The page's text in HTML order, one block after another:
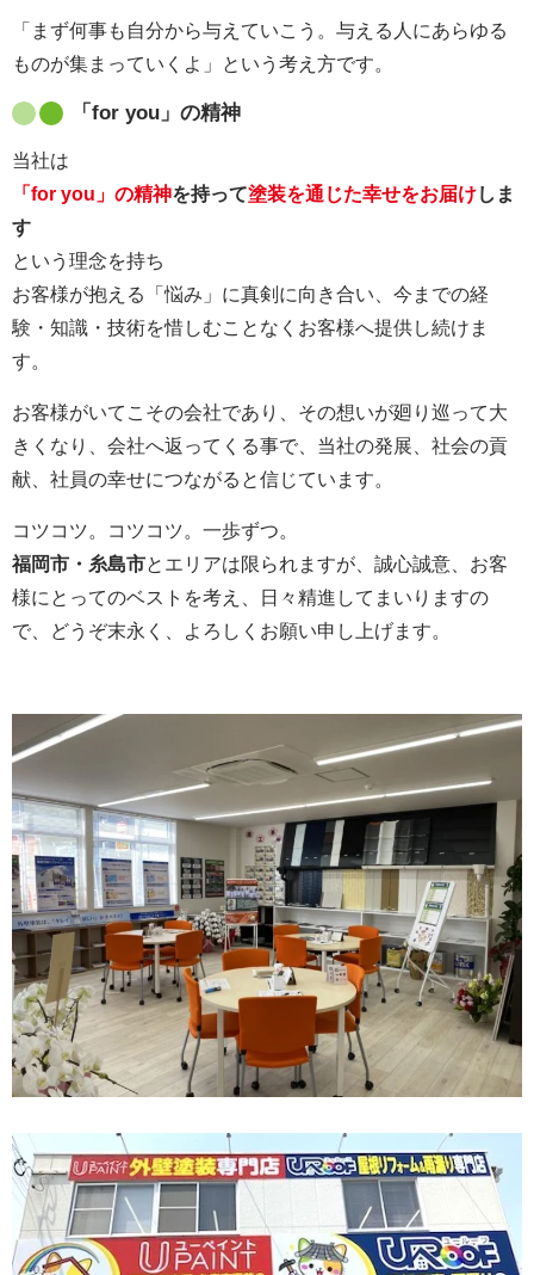
「まず何事も自分から与えていこう。与える人にあらゆる
ものが集まっていくよ」という考え方です。
「for you」の精神
当社は
「for you」の精神を持って塗装を通じた幸せをお届けしま
す
という理念を持ち
お客様が抱える「悩み」に真剣に向き合い、今までの経
験・知識・技術を惜しむことなくお客様へ提供し続けま
す。
お客様がいてこその会社であり、その想いが廻り巡って大
きくなり、会社へ返ってくる事で、当社の発展、社会の貢
献、社員の幸せにつながると信じています。
コツコツ。コツコツ。一歩ずつ。
福岡市・糸島市とエリアは限られますが、誠心誠意、お客
様にとってのベストを考え、日々精進してまいりますの
で、どうぞ末永く、よろしくお願い申し上げます。